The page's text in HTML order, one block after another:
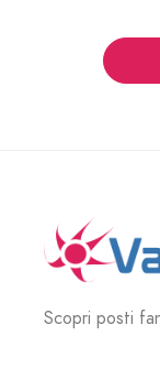
Scopri posti